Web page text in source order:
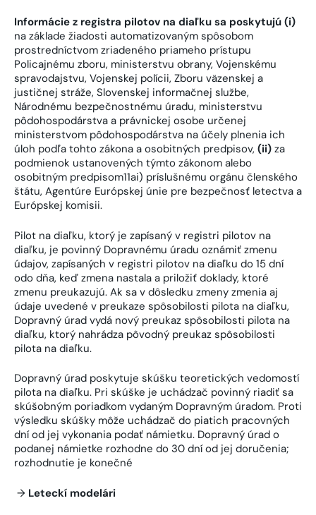
Informácie z registra pilotov na diaľku sa poskytujú (i)
na základe žiadosti automatizovaným spôsobom
prostredníctvom zriadeného priameho prístupu
Policajnému zboru, ministerstvu obrany, Vojenskému
spravodajstvu, Vojenskej polícii, Zboru väzenskej a
justičnej stráže, Slovenskej informačnej službe,
Národnému bezpečnostnému úradu, ministerstvu
pôdohospodárstva a právnickej osobe určenej
ministerstvom pôdohospodárstva na účely plnenia ich
úloh podľa tohto zákona a osobitných predpisov, (ii) za
podmienok ustanovených týmto zákonom alebo
osobitným predpisom11ai) príslušnému orgánu členského
štátu, Agentúre Európskej únie pre bezpečnosť letectva a
Európskej komisii.
Pilot na diaľku, ktorý je zapísaný v registri pilotov na
diaľku, je povinný Dopravnému úradu oznámiť zmenu
údajov, zapísaných v registri pilotov na diaľku do 15 dní
odo dňa, keď zmena nastala a priložiť doklady, ktoré
zmenu preukazujú. Ak sa v dôsledku zmeny zmenia aj
údaje uvedené v preukaze spôsobilosti pilota na diaľku,
Dopravný úrad vydá nový preukaz spôsobilosti pilota na
diaľku, ktorý nahrádza pôvodný preukaz spôsobilosti
pilota na diaľku.
Dopravný úrad poskytuje skúšku teoretických vedomostí
pilota na diaľku. Pri skúške je uchádzač povinný riadiť sa
skúšobným poriadkom vydaným Dopravným úradom. Proti
výsledku skúšky môže uchádzač do piatich pracovných
dní od jej vykonania podať námietku. Dopravný úrad o
podanej námietke rozhodne do 30 dní od jej doručenia;
rozhodnutie je konečné
→ Leteckí modelári